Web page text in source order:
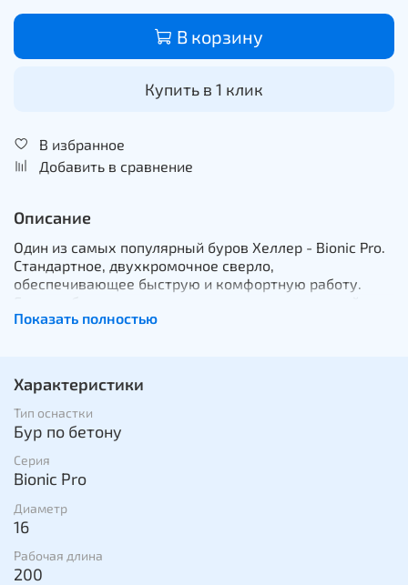
В корзину
Купить в 1 клик
В избранное
Добавить в сравнение
Описание
Один из самых популярный буров Хеллер - Bionic Pro.
Стандартное, двухкромочное сверло,
обеспечивающее быструю и комфортную работу.
двухкромочного резца. Легкий старт сверления
оснащено широкой спиралью, которая помогает
быстро отводить пыль из зоны бурения, что
способствует быстой и комфортной работе, а так же
сверлению без возникновения эффекта «взрыва
качества стенных сверл (PGM) в соответствии с
требованиями Немецкого института строительной
техники (DiBt).
Показать полностью
Характеристики
Тип оснастки
Бур по бетону
Серия
Bionic Pro
Диаметр
16
Рабочая длина
200